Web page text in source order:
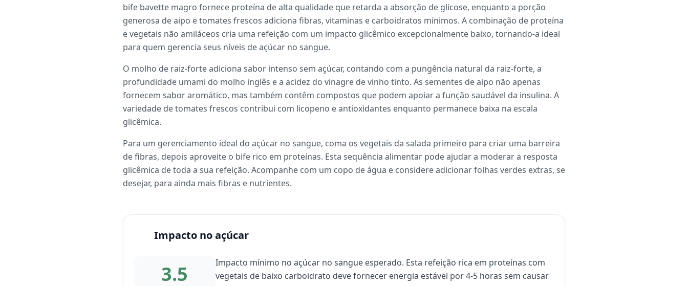
bife bavette magro fornece proteína de alta qualidade que retarda a absorção de glicose, enquanto a porção
generosa de aipo e tomates frescos adiciona fibras, vitaminas e carboidratos mínimos. A combinação de proteína
e vegetais não amiláceos cria uma refeição com um impacto glicêmico excepcionalmente baixo, tornando-a ideal
para quem gerencia seus níveis de açúcar no sangue.
O molho de raiz-forte adiciona sabor intenso sem açúcar, contando com a pungência natural da raiz-forte, a
profundidade umami do molho inglês e a acidez do vinagre de vinho tinto. As sementes de aipo não apenas
fornecem sabor aromático, mas também contêm compostos que podem apoiar a função saudável da insulina. A
variedade de tomates frescos contribui com licopeno e antioxidantes enquanto permanece baixa na escala
glicêmica.
Para um gerenciamento ideal do açúcar no sangue, coma os vegetais da salada primeiro para criar uma barreira
de fibras, depois aproveite o bife rico em proteínas. Esta sequência alimentar pode ajudar a moderar a resposta
glicêmica de toda a sua refeição. Acompanhe com um copo de água e considere adicionar folhas verdes extras, se
desejar, para ainda mais fibras e nutrientes.
Impacto no açúcar
3.5
Impacto mínimo no açúcar no sangue esperado. Esta refeição rica em proteínas com
vegetais de baixo carboidrato deve fornecer energia estável por 4-5 horas sem causar